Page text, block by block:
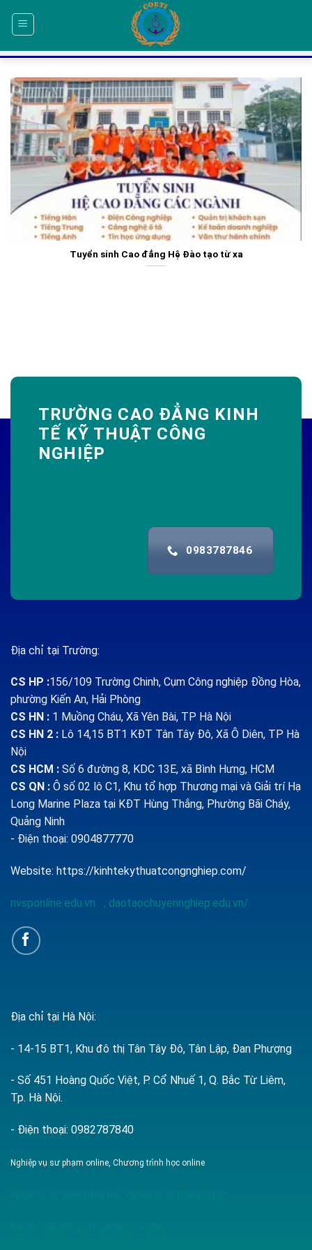
Tuyển sinh Cao đẳng Hệ Đào tạo từ xa
TRƯỜNG CAO ĐẲNG KINH
TẾ KỸ THUẬT CÔNG
NGHIỆP
0983787846
Địa chỉ tại Trường:
CS HP :156/109 Trường Chinh, Cụm Công nghiệp Đồng Hòa,
phường Kiến An, Hải Phòng
CS HN : 1 Muồng Cháu, Xã Yên Bài, TP Hà Nội
CS HN 2 : Lô 14,15 BT1 KĐT Tân Tây Đô, Xã Ô Diên, TP Hà
Nội
CS HCM : Số 6 đường 8, KDC 13E, xã Bình Hưng, HCM
CS QN : Ô số 02 lô C1, Khu tổ hợp Thương mại và Giải trí Hạ
Long Marine Plaza tại KĐT Hùng Thắng, Phường Bãi Cháy,
Quảng Ninh
- Điện thoại: 0904877770
Website: https://kinhtekythuatcongnghiep.com/
nvsponline.edu.vn , daotaochuyennghiep.edu.vn/
Địa chỉ tại Hà Nội:
- 14-15 BT1, Khu đô thị Tân Tây Đô, Tân Lập, Đan Phượng
- Số 451 Hoàng Quốc Việt, P. Cổ Nhuế 1, Q. Bắc Từ Liêm,
Tp. Hà Nội.
- Điện thoại: 0982787840
Nghiệp vụ sư phạm online, Chương trình học online